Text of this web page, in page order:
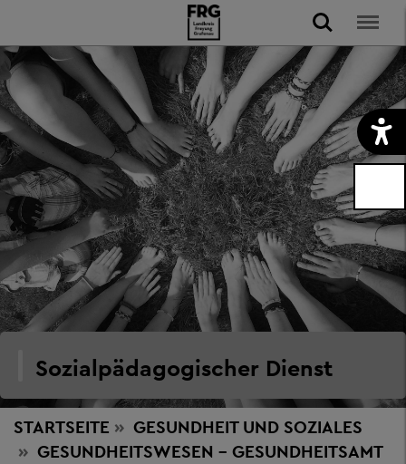
Sozialpädagogischer Dienst
STARTSEITE GESUNDHEIT UND SOZIALES
GESUNDHEITSWESEN - GESUNDHEITSAMT